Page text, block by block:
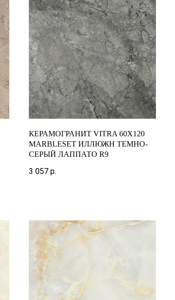
КЕРАМОГРАНИТ VITRA 60X120
MARBLESET ИЛЛЮЖН ТЕМНО-
СЕРЫЙ ЛАППАТО R9
3 057 р.